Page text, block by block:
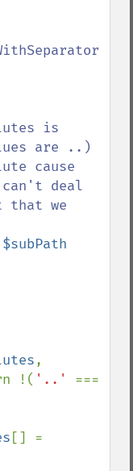
are ..)
deal
that we
$subPath
,
!( '..'